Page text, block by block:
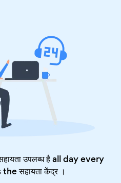
उपलब्ध है all day every
theसहायता केंद्र।